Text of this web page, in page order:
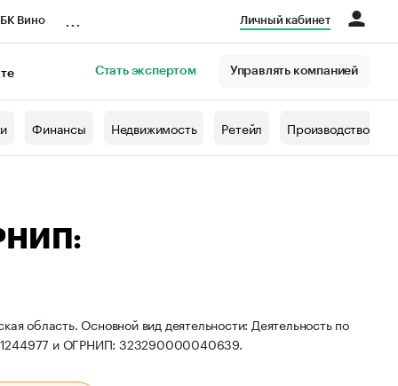
Вино Личный кабинет
Стать экспертом Управлять компанией
Финансы Недвижимость Ретейл Производство
область. Основной вид деятельности: Деятельность по
и ОГРНИП: 323290000040639.